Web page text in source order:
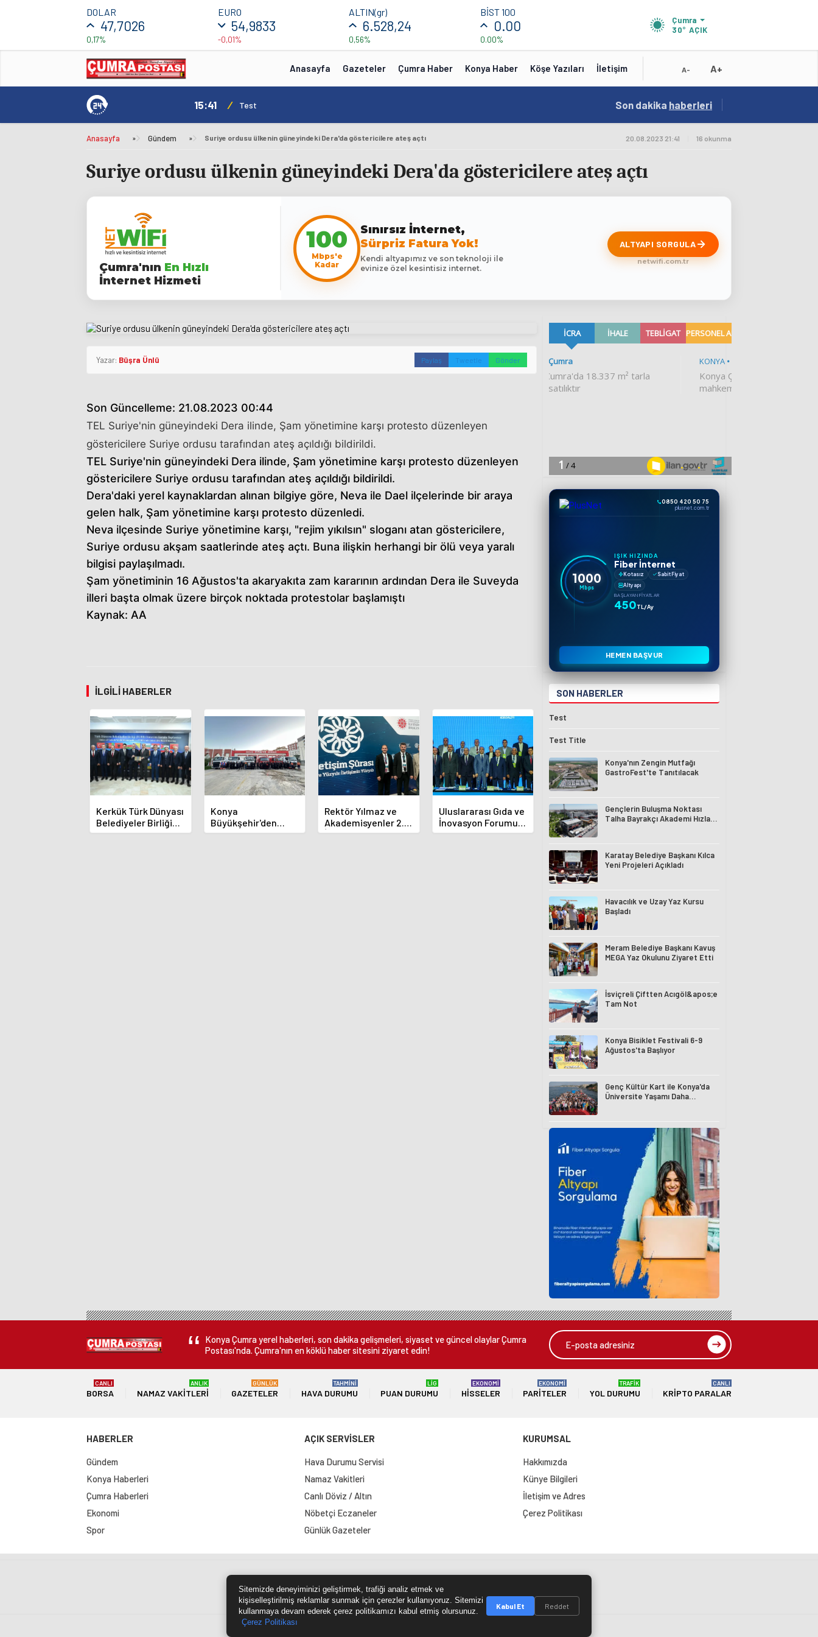
DOLAR
47,7026
0,17%
EURO
54,9833
-0,01%
ALTIN(gr)
6.528,24
0,56%
BİST 100
0.00
0.00%
Çumra
30° AÇIK
Anasayfa Gazeteler Çumra Haber Konya Haber Köşe Yazıları İletişim A- A+
15:41 / Test 15:02 / Test Title
Son dakika haberleri
Anasayfa » Gündem » Suriye ordusu ülkenin güneyindeki Dera'da göstericilere ateş açtı 20.08.2023 21:41 16 okunma
Suriye ordusu ülkenin güneyindeki Dera'da göstericilere ateş açtı
Çumra'nın En Hızlı
İnternet Hizmeti
100
Mbps'e
Kadar
Sınırsız İnternet,
Sürpriz Fatura Yok!
Kendi altyapımız ve son teknoloji ile
evinize özel kesintisiz internet.
ALTYAPI SORGULA
netwifi.com.tr
Yazar: Büşra Ünlü Paylaş Tweetle Gönder
Son Güncelleme: 21.08.2023 00:44
TEL Suriye'nin güneyindeki Dera ilinde, Şam yönetimine karşı protesto düzenleyen
göstericilere Suriye ordusu tarafından ateş açıldığı bildirildi.
TEL Suriye'nin güneyindeki Dera ilinde, Şam yönetimine karşı protesto düzenleyen
göstericilere Suriye ordusu tarafından ateş açıldığı bildirildi.
Dera'daki yerel kaynaklardan alınan bilgiye göre, Neva ile Dael ilçelerinde bir araya
gelen halk, Şam yönetimine karşı protesto düzenledi.
Neva ilçesinde Suriye yönetimine karşı, "rejim yıkılsın" sloganı atan göstericilere,
Suriye ordusu akşam saatlerinde ateş açtı. Buna ilişkin herhangi bir ölü veya yaralı
bilgisi paylaşılmadı.
Şam yönetiminin 16 Ağustos'ta akaryakıta zam kararının ardından Dera ile Suveyda
illeri başta olmak üzere birçok noktada protestolar başlamıştı
Kaynak: AA
İLGILI HABERLER
Kerkük Türk Dünyası
Belediyeler Birliği
Üyesi Oldu
Konya
Büyükşehir'den
Alanya Yangınına
Rektör Yılmaz ve
Akademisyenler 2.
İletişim Şurasında
Uluslararası Gıda ve
İnovasyon Forumu
Selçuklu'da Başladı
0850 420 50 75
plusnet.com.tr
1000
Mbps
IŞIK HIZINDA
Fiber İnternet
Kotasız
Sabit Fiyat
Altyapı
BAŞLAYAN FIYATLAR
450TL/Ay
HEMEN BAŞVUR
SON HABERLER
Test
Test Title
Konya'nın Zengin Mutfağı
GastroFest'te Tanıtılacak
Gençlerin Buluşma Noktası
Talha Bayrakçı Akademi Hızla
Karatay Belediye Başkanı Kılca
Yeni Projeleri Açıkladı
Havacılık ve Uzay Yaz Kursu
Başladı
Meram Belediye Başkanı Kavuş
MEGA Yaz Okulunu Ziyaret Etti
İsviçreli Çiftten Acıgöl&apos;e
Tam Not
Konya Bisiklet Festivali 6-9
Ağustos'ta Başlıyor
Genç Kültür Kart ile Konya'da
Üniversite Yaşamı Daha
Konya Çumra yerel haberleri, son dakika gelişmeleri, siyaset ve güncel olaylar Çumra
Postası'nda. Çumra'nın en köklü haber sitesini ziyaret edin!
BORSA
CANLI
NAMAZ VAKITLERI
ANLIK
GAZETELER
GÜNLÜK
HAVA DURUMU
TAHMİNİ
PUAN DURUMU
LİG
HISSELER
EKONOMİ
PARITELER
EKONOMİ
YOL DURUMU
TRAFİK
KRIPTO PARALAR
CANLI
HABERLER
Gündem
Konya Haberleri
Çumra Haberleri
Ekonomi
Spor
AÇIK SERVİSLER
Hava Durumu Servisi
Namaz Vakitleri
Canlı Döviz / Altın
Nöbetçi Eczaneler
Günlük Gazeteler
KURUMSAL
Hakkımızda
Künye Bilgileri
İletişim ve Adres
Çerez Politikası
Site Haritası RSS Kaynağı Çumra Postası
Sitemizde deneyiminizi geliştirmek, trafiği analiz etmek ve
kişiselleştirilmiş reklamlar sunmak için çerezler kullanıyoruz. Sitemizi
kullanmaya devam ederek çerez politikamızı kabul etmiş olursunuz.
Çerez Politikası
Kabul Et Reddet